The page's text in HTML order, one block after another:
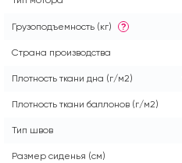
Грузоподъемность (кг) ?
Страна производства
Плотность ткани дна (г/м2)
Плотность ткани баллонов (г/м2)
Тип швов
Размер сиденья (см)